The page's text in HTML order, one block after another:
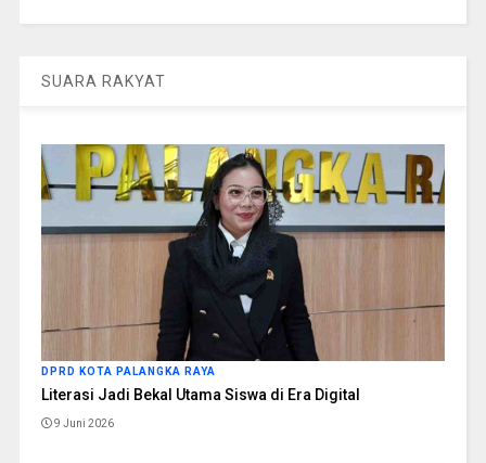
SUARA RAKYAT
DPRD KOTA PALANGKA RAYA
Literasi Jadi Bekal Utama Siswa di Era Digital
9 Juni 2026